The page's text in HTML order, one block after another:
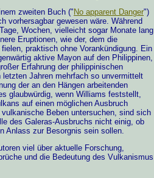
zweiten Buch (" No apparent Danger")
vorhersagbar gewesen wäre. Während
Wochen, vielleicht sogar Monate lang
Eruptionen, wie der, dem die
praktisch ohne Vorankündigung. Ein
aktive Mayon auf den Philippinen,
Erfahrung der philippinischen
Jahren mehrfach so unvermittelt
der an den Hängen arbeitenden
glaubwürdig, wenn Williams feststellt,
auf einen möglichen Ausbruch
Beben untersuchen, sind sich
des Galeras-Ausbruchs nicht einig, ob
Anlass zur Besorgnis sein sollen.
viel über aktuelle Forschung,
und die Bedeutung des Vulkanismus